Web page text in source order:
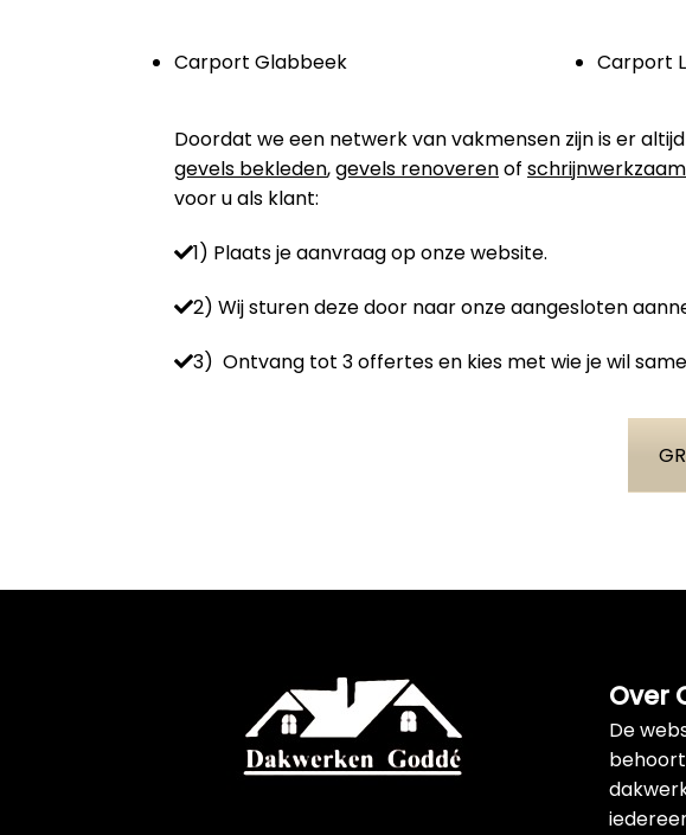
Carport Glabbeek Carport
Doordat we een netwerk van vakmensen zijn is er
gevels bekleden,gevels renoverenof
voor u als klant:
1) Plaats je aanvraag op onze website.
2) Wij sturen deze door naar onze aangesloten
3) Ontvang tot 3 offertes en kies met wie je wil
Over
De